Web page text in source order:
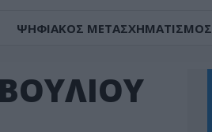
ΨΗΦΙΑΚΟΣ ΜΕΤΑΣΧΗΜΑΤΙΣΜΟΣ